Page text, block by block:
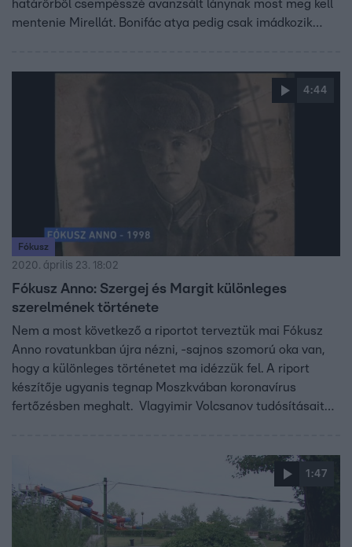
határőrből csempésszé avanzsált lánynak most meg kell
mentenie Mirellát. Bonifác atya pedig csak imádkozik
4:44
Fókusz
2020. április 23. 18:02
Fókusz Anno: Szergej és Margit különleges
szerelmének története
Nem a most következő a riportot terveztük mai Fókusz
Anno rovatunkban újra nézni, -sajnos szomorú oka van,
hogy a különleges történetet ma idézzük fel. A riport
készítője ugyanis tegnap Moszkvában koronavírus
fertőzésben meghalt. Vlagyimir Volcsanov tudósításait
1:47